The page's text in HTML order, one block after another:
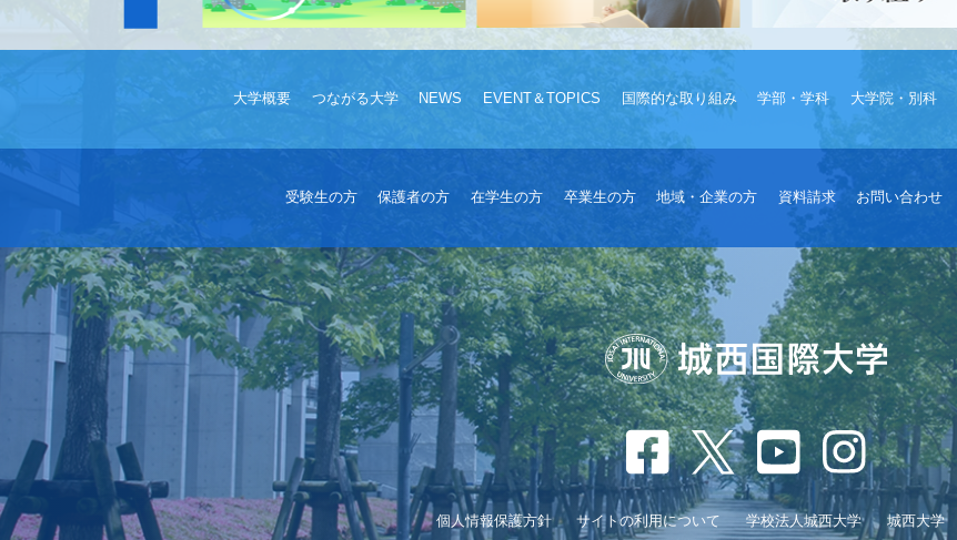
大学概要 つながる大学 NEWS EVENT＆TOPICS 国際的な取り組み 学部・学科 大学院・別科
受験生の方 保護者の方 在学生の方 卒業生の方 地域・企業の方 資料請求 お問い合わせ
個人情報保護方針 サイトの利用について 学校法人城西大学 城西大学